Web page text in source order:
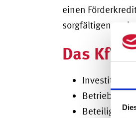
einen
sorgfältigen und
Das KfW-